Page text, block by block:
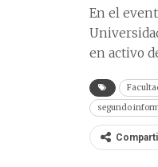
En el
en activo
segundo